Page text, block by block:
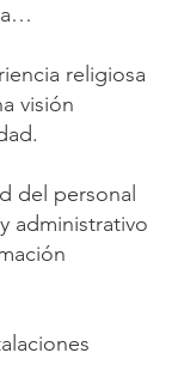
religiosa
visión
del personal
administrativo